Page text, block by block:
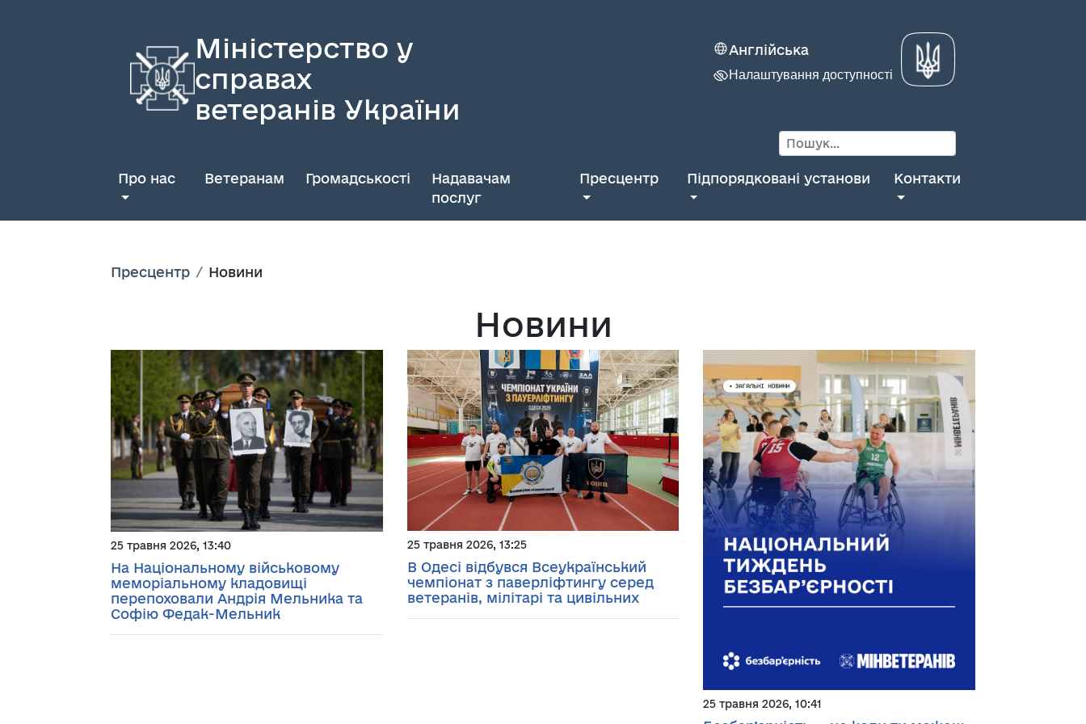
Міністерство у
справах
ветеранів України
Англійська
Налаштування доступності
Про нас Ветеранам Громадськості
Надавачам
послуг
Пресцентр Підпорядковані установи Контакти
Пресцентр Новини
Новини
25 травня 2026, 13:40
На Національному військовому
меморіальному кладовищі
перепоховали Андрія Мельника та
Софію Федак-Мельник
25 травня 2026, 13:25
В Одесі відбувся Всеукраїнський
чемпіонат з паверліфтингу серед
ветеранів, мілітарі та цивільних
25 травня 2026, 10:41